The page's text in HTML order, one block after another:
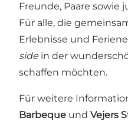
Freunde, Paare sowie
Für alle, die
Erlebnisse und
side in der
schaffen möchten.
Für weitere
Barbeque und Vejers